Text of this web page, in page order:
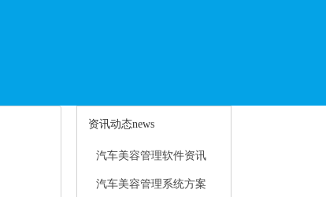
资讯动态news
汽车美容管理软件资讯
汽车美容管理系统方案